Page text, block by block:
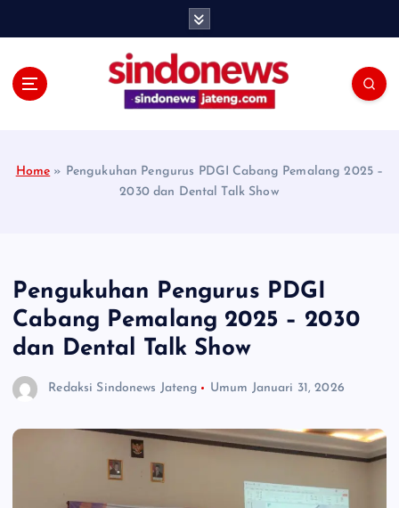
Home » Pengukuhan Pengurus PDGI Cabang Pemalang 2025 –
2030 dan Dental Talk Show
Pengukuhan Pengurus PDGI
Cabang Pemalang 2025 – 2030
dan Dental Talk Show
Redaksi Sindonews Jateng Umum Januari 31, 2026